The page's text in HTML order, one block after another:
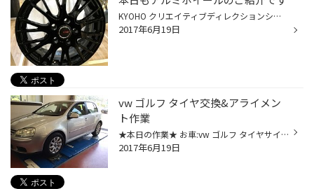
KYOHO クリエイティブディレクションシリーズ 展示はCDM1 17インチ ブラックカラーです。 上品なイメージのデザインとバリュープライスのスタイリッシュホイール 安心と信頼のENKEI製です。
2017年6月19日
vw ゴルフ タイヤ交換&アライメン
ト作業
★本日の作業★ お車:vw ゴルフ タイヤサイズ:195/65R15 タイヤはレグノGR-XIを装着いただきました。 アライメント作業風景 アライメント作業オススメです(^_^)v
2017年6月19日